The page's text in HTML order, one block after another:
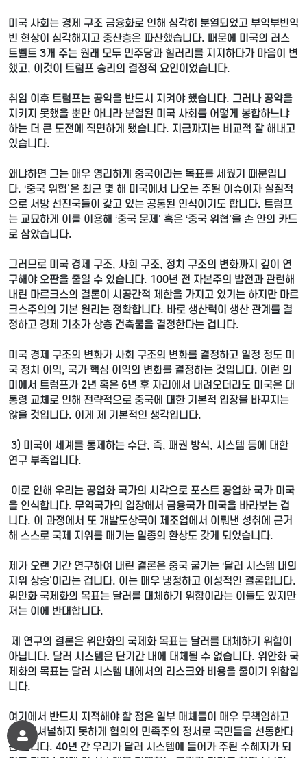
미국 사회는 경제 구조 금융화로 인해 심각히 분열되었고 부익부빈익
빈 현상이 심각해지고 중산층은 파산했습니다. 때문에 미국의 러스
트벨트 3개 주는 원래 모두 민주당과 힐러리를 지지하다가 마음이 변
했고, 이것이 트럼프 승리의 결정적 요인이었습니다.
취임 이후 트럼프는 공약을 반드시 지켜야 했습니다. 그러나 공약을
지키지 못했을 뿐만 아니라 분열된 미국 사회를 어떻게 봉합하느냐
하는 더 큰 도전에 직면하게 됐습니다. 지금까지는 비교적 잘 해내고
있습니다.
왜냐하면 그는 매우 영리하게 중국이라는 목표를 세웠기 때문입니
다. ‘중국 위협'은 최근 몇 해 미국에서 나오는 주된 이슈이자 실질적
으로 서방 선진국들이 갖고 있는 공통된 인식이기도 합니다. 트럼프
는 교묘하게 이를 이용해 ‘중국 문제' 혹은 ‘중국 위협'을 손 안의 카드
로 삼았습니다.
그러므로 미국 경제 구조, 사회 구조, 정치 구조의 변화까지 깊이 연
구해야 오판을 줄일 수 있습니다. 100년 전 자본주의 발전과 관련해
내린 마르크스의 결론이 시공간적 제한을 가지고 있기는 하지만 마르
크스주의의 기본 원리는 정확합니다. 바로 생산력이 생산 관계를 결
정하고 경제 기초가 상층 건축물을 결정한다는 겁니다.
미국 경제 구조의 변화가 사회 구조의 변화를 결정하고 일정 정도 미
국 정치 이익, 국가 핵심 이익의 변화를 결정하는 것입니다. 이런 의
미에서 트럼프가 2년 혹은 6년 후 자리에서 내려오더라도 미국은 대
통령 교체로 인해 전략적으로 중국에 대한 기본적 입장을 바꾸지는
않을 것입니다. 이게 제 기본적인 생각입니다.
3) 미국이 세계를 통제하는 수단, 즉, 패권 방식, 시스템 등에 대한
연구 부족입니다.
이로 인해 우리는 공업화 국가의 시각으로 포스트 공업화 국가 미국
을 인식합니다. 무역국가의 입장에서 금융국가 미국을 바라보는 겁
니다. 이 과정에서 또 개발도상국이 제조업에서 이뤄낸 성취에 근거
해 스스로 국제 지위를 매기는 일종의 환상도 갖게 되었습니다.
제가 오랜 기간 연구하여 내린 결론은 중국 굴기는 ‘달러 시스템 내의
지위 상승'이라는 겁니다. 이는 매우 냉정하고 이성적인 결론입니다.
위안화 국제화의 목표는 달러를 대체하기 위함이라는 이들도 있지만
저는 이에 반대합니다.
제 연구의 결론은 위안화의 국제화 목표는 달러를 대체하기 위함이
아닙니다. 달러 시스템은 단기간 내에 대체될 수 없습니다. 위안화 국
제화의 목표는 달러 시스템 내에서의 리스크와 비용을 줄이기 위함입
니다.
여기에서 반드시 지적해야 할 점은 일부 매체들이 매우 무책임하고
프로페셔널하지 못하게 협의의 민족주의 정서로 국민들을 선동한다
는 겁니다. 40년 간 우리가 달러 시스템에 들어가 주된 수혜자가 되